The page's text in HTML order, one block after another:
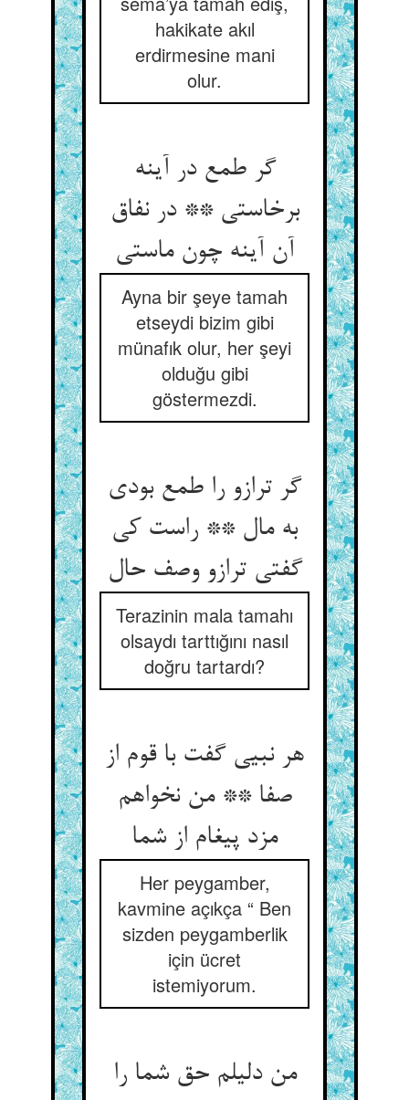
hakikate akıl
erdirmesine mani
olur.
گر طمع در آینه
برخاستی ** در نفاق
آن آینه چون ماستی‏
Ayna bir şeye tamah
etseydi bizim gibi
münafık olur, her şeyi
olduğu gibi
göstermezdi.
گر ترازو را طمع بودی
به مال ** راست کی
گفتی ترازو وصف حال‏
Terazinin mala tamahı
olsaydı tarttığını nasıl
doğru tartardı?
هر نبیی گفت با قوم از
صفا ** من نخواهم
مزد پیغام از شما
Her peygamber,
kavmine açıkça “ Ben
sizden peygamberlik
için ücret
istemiyorum.
من دلیلم حق شما را